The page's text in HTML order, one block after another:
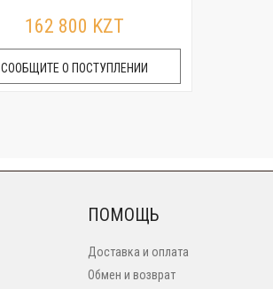
162 800 KZT
СООБЩИТЕ О ПОСТУПЛЕНИИ
ПОМОЩЬ
Доставка и оплата
Обмен и возврат